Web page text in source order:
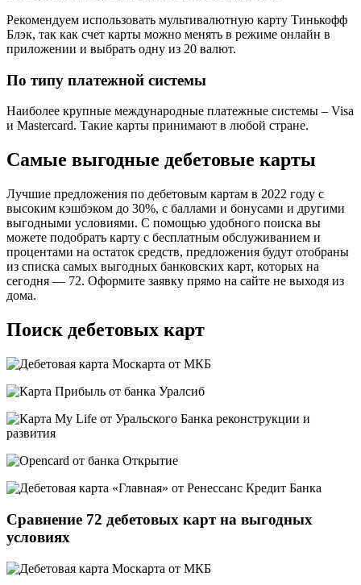
Рекомендуем использовать мультивалютную карту Тинькофф
Блэк, так как счет карты можно менять в режиме онлайн в
приложении и выбрать одну из 20 валют.
По типу платежной системы
Наиболее крупные международные платежные системы – Visa
и Mastercard. Такие карты принимают в любой стране.
Самые выгодные дебетовые карты
Лучшие предложения по дебетовым картам в 2022 году с
высоким кэшбэком до 30%, с баллами и бонусами и другими
выгодными условиями. С помощью удобного поиска вы
можете подобрать карту с бесплатным обслуживанием и
процентами на остаток средств, предложения будут отобраны
из списка самых выгодных банковских карт, которых на
сегодня — 72. Оформите заявку прямо на сайте не выходя из
дома.
Поиск дебетовых карт
Сравнение 72 дебетовых карт на выгодных
условиях